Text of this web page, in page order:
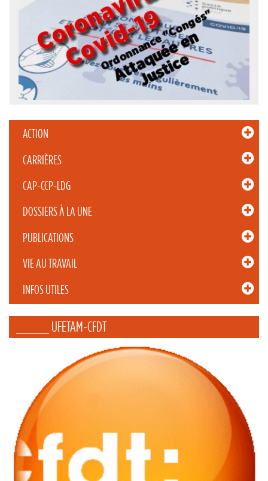
ACTION
CARRIÈRES
CAP-CCP-LDG
DOSSIERS À LA UNE
PUBLICATIONS
VIE AU TRAVAIL
INFOS UTILES
_____ UFETAM-CFDT